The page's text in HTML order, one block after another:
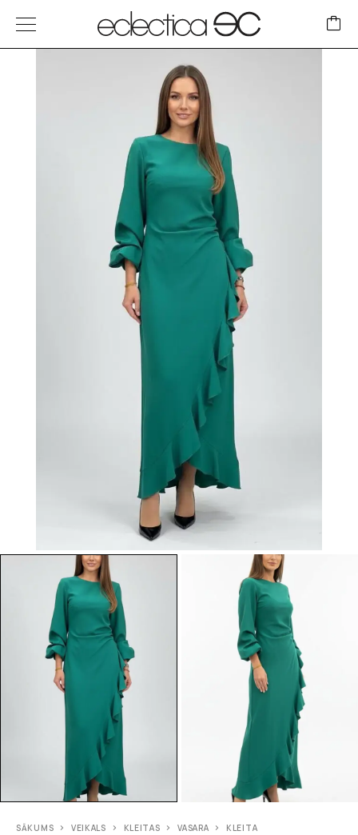
SĀKUMS VEIKALS KLEITAS VASARA KLEITA